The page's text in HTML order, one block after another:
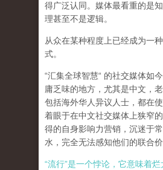
得广泛认同。媒体最看重的是
理甚至不是逻辑。
从众在某种程度上已经成为一
式。
“汇集全球智慧“ 的社交媒体如
庸乏味的地方，尤其是中文，
包括海外华人异议人士，都在使
着眼于在中文社交媒体上狭窄
得的自身影响力营销，沉迷于
水，完全无法感知他们的联合
“流行”是一个悖论，它意味着